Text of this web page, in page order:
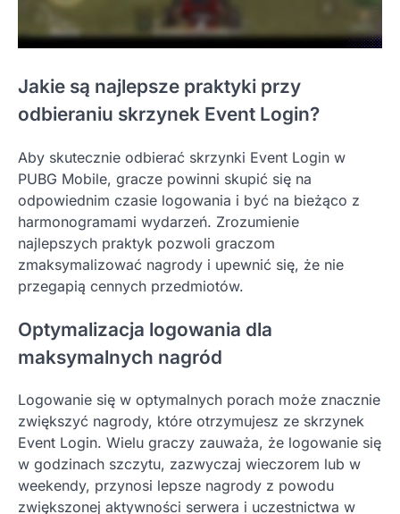
Jakie są najlepsze praktyki przy
odbieraniu skrzynek Event Login?
Aby skutecznie odbierać skrzynki Event Login w
PUBG Mobile, gracze powinni skupić się na
odpowiednim czasie logowania i być na bieżąco z
harmonogramami wydarzeń. Zrozumienie
najlepszych praktyk pozwoli graczom
zmaksymalizować nagrody i upewnić się, że nie
przegapią cennych przedmiotów.
Optymalizacja logowania dla
maksymalnych nagród
Logowanie się w optymalnych porach może znacznie
zwiększyć nagrody, które otrzymujesz ze skrzynek
Event Login. Wielu graczy zauważa, że logowanie się
w godzinach szczytu, zazwyczaj wieczorem lub w
weekendy, przynosi lepsze nagrody z powodu
zwiększonej aktywności serwera i uczestnictwa w